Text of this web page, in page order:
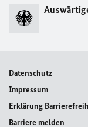
Datenschutz
Impressum
Erklärung
Barriere melden